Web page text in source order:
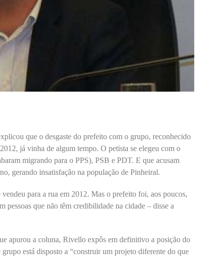
que o desgaste do prefeito com o grupo, reconhecido
já vinha de algum tempo. O petista se elegeu com o
migrando para o PPS), PSB e PDT. E que acusam
gerando insatisfação na população de Pinheiral.
para a rua em 2012. Mas o prefeito foi, aos poucos,
pessoas que não têm credibilidade na cidade – disse a
apurou a coluna, Rivello expôs em definitivo a posição do
está disposto a “construir um projeto diferente do que